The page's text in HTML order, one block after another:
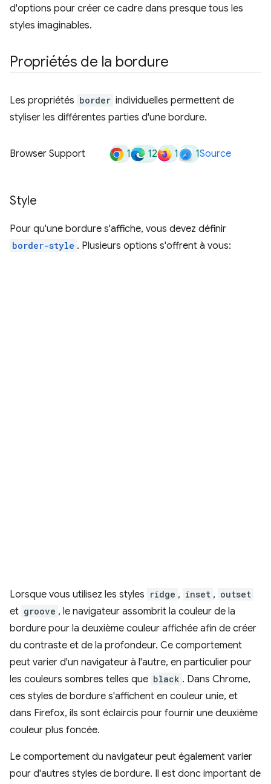
d'options pour créer ce cadre dans presque tous les
styles imaginables.
Propriétés de la bordure
Les propriétés border individuelles permettent de
styliser les différentes parties d'une bordure.
Browser Support 1 12 1 1Source
Style
Pour qu'une bordure s'affiche, vous devez définir
border-style . Plusieurs options s'offrent à vous:
Lorsque vous utilisez les styles ridge , inset , outset
et groove , le navigateur assombrit la couleur de la
bordure pour la deuxième couleur affichée afin de créer
du contraste et de la profondeur. Ce comportement
peut varier d'un navigateur à l'autre, en particulier pour
les couleurs sombres telles que black . Dans Chrome,
ces styles de bordure s'affichent en couleur unie, et
dans Firefox, ils sont éclaircis pour fournir une deuxième
couleur plus foncée.
Le comportement du navigateur peut également varier
pour d'autres styles de bordure. Il est donc important de